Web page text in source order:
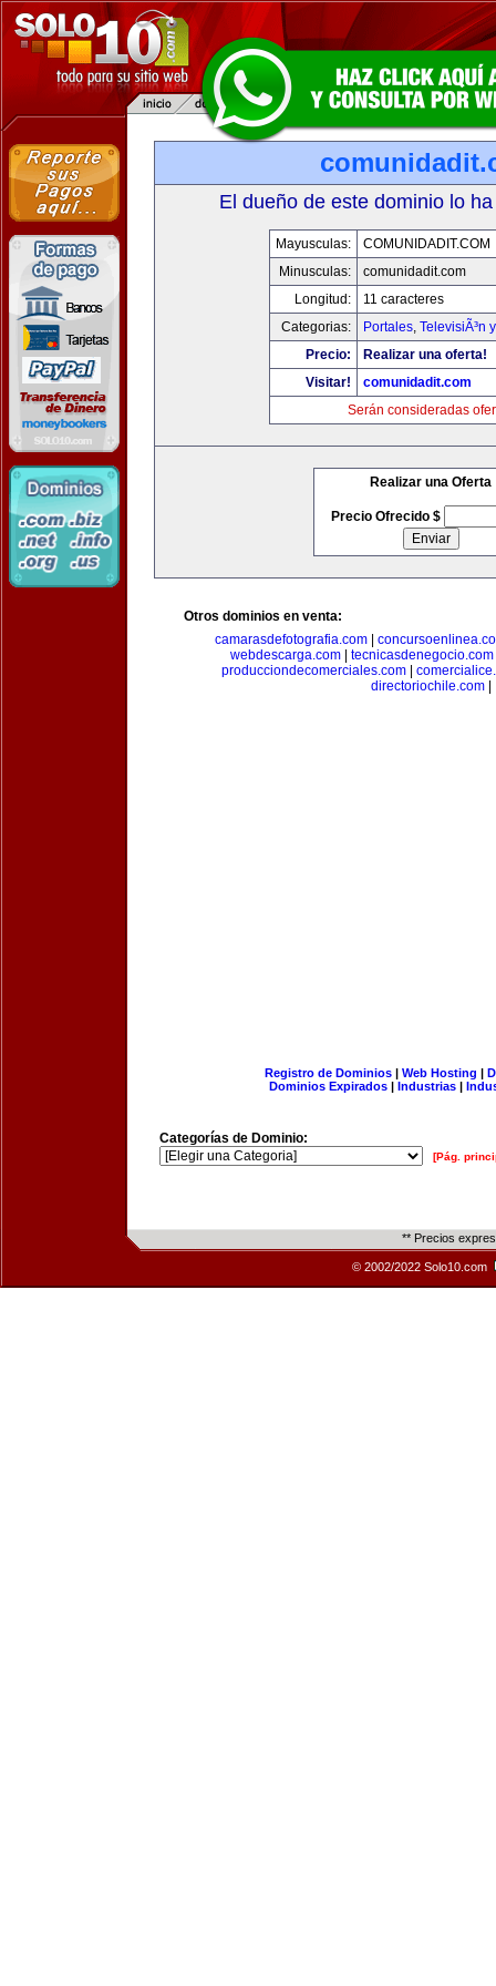
El dueño de este dominio lo
Mayusculas:
COMUNIDADIT.COM
Minusculas:
comunidadit.com
Longitud:
11 caracteres
Categorias:
Portales, TelevisiÃ³n
Precio:
Realizar una oferta!
Visitar!
comunidadit.com
Serán consideradas
Realizar una Oferta
Precio Ofrecido $
Otros dominios en venta:
camarasdefotografia.com|
webdescarga.com| tecnicasdenegocio.com
producciondecomerciales.com|
directoriochile.com|
Registro de Dominios| Web Hosting |
Dominios Expirados | Industrias |
Categorías de Dominio:
[Pág.
** Precios
© 2002/2022 Solo10.com